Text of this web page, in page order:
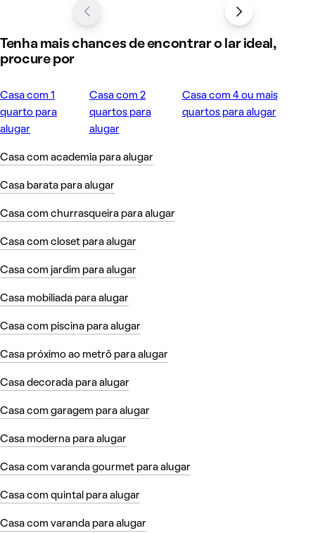
Tenha mais chances de encontrar o lar ideal,
procure por
Casa com 1
quarto para
alugar
Casa com 2
quartos para
alugar
Casa com 4 ou mais
quartos para alugar
Casa com academia para alugar
Casa barata para alugar
Casa com churrasqueira para alugar
Casa com closet para alugar
Casa com jardim para alugar
Casa mobiliada para alugar
Casa com piscina para alugar
Casa próximo ao metrô para alugar
Casa decorada para alugar
Casa com garagem para alugar
Casa moderna para alugar
Casa com varanda gourmet para alugar
Casa com quintal para alugar
Casa com varanda para alugar